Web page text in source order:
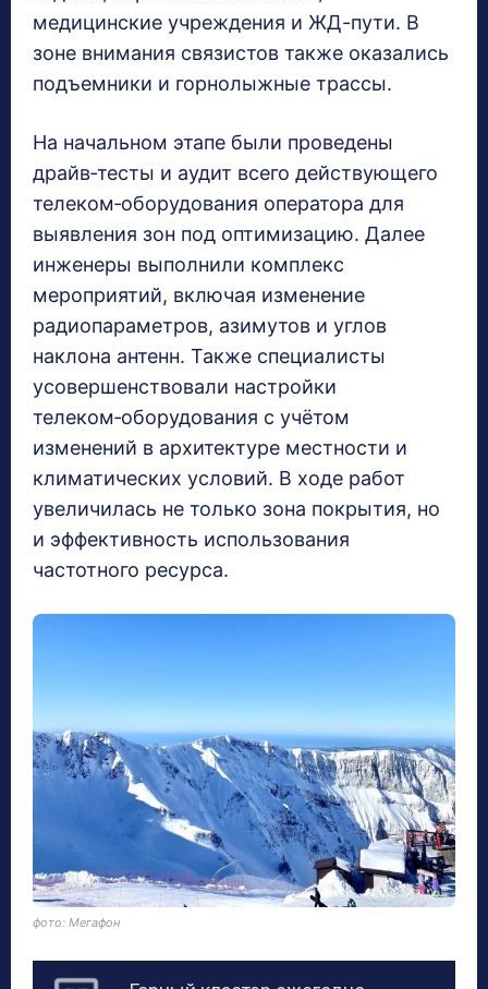
медицинские учреждения и ЖД-пути. В
зоне внимания связистов также оказались
подъемники и горнолыжные трассы.
На начальном этапе были проведены
драйв‑тесты и аудит всего действующего
телеком‑оборудования оператора для
выявления зон под оптимизацию. Далее
инженеры выполнили комплекс
мероприятий, включая изменение
радиопараметров, азимутов и углов
наклона антенн. Также специалисты
усовершенствовали настройки
телеком‑оборудования с учётом
изменений в архитектуре местности и
климатических условий. В ходе работ
увеличилась не только зона покрытия, но
и эффективность использования
частотного ресурса.
фото: Мегафон